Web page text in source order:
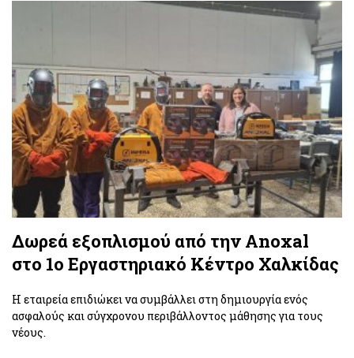
Δωρεά εξοπλισμού από την Anoxal
στο 1ο Εργαστηριακό Κέντρο Χαλκίδας
Η εταιρεία επιδιώκει να συμβάλλει στη δημιουργία ενός
ασφαλούς και σύγχρονου περιβάλλοντος μάθησης για τους
νέους.